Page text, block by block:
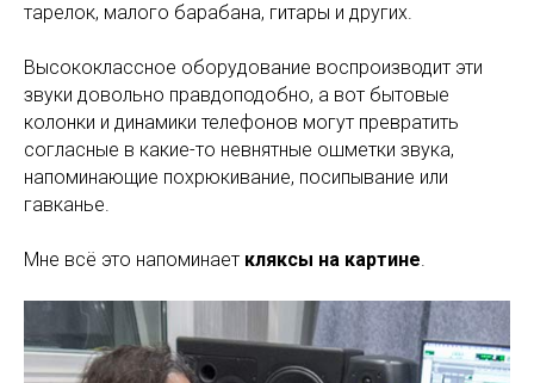
тарелок, малого барабана, гитары и других.
Высококлассное оборудование воспроизводит эти
звуки довольно правдоподобно, а вот бытовые
колонки и динамики телефонов могут превратить
согласные в какие-то невнятные ошметки звука,
напоминающие похрюкивание, посипывание или
гавканье.
Мне всё это напоминает кляксы на картине.